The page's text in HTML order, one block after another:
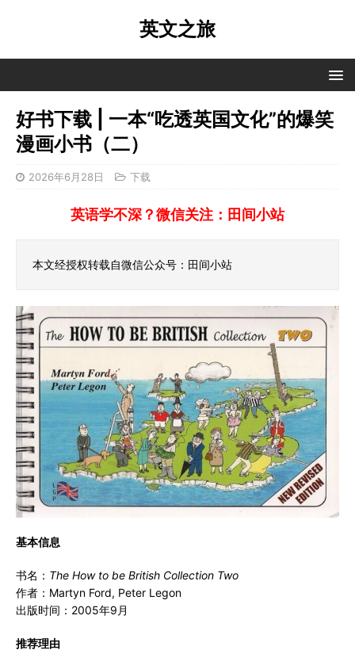
英文之旅
好书下载 | 一本“吃透英国文化”的爆笑
漫画小书（二）
2026年6月28日 下载
英语学不深？微信关注：田间小站
本文经授权转载自微信公众号：田间小站
基本信息
书名： The How to be British Collection Two
作者：Martyn Ford, Peter Legon
出版时间：2005年9月
推荐理由